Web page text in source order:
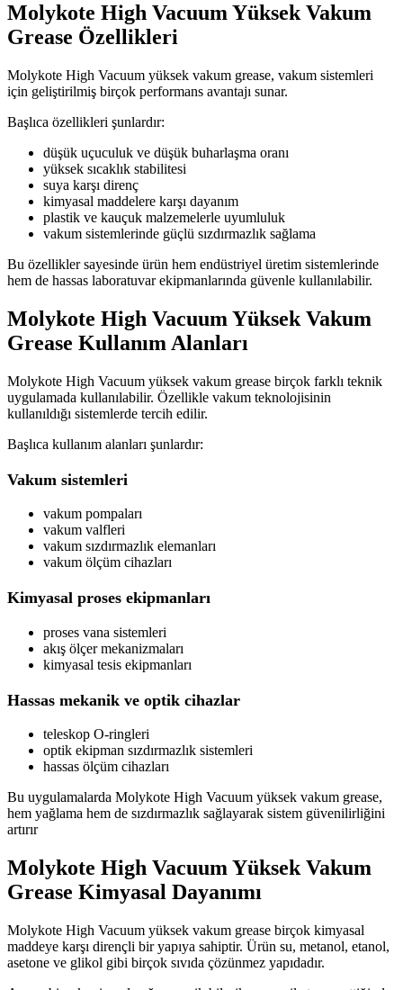
Molykote High Vacuum Yüksek Vakum
Grease Özellikleri
Molykote High Vacuum yüksek vakum grease, vakum sistemleri
için geliştirilmiş birçok performans avantajı sunar.
Başlıca özellikleri şunlardır:
düşük uçuculuk ve düşük buharlaşma oranı
yüksek sıcaklık stabilitesi
suya karşı direnç
kimyasal maddelere karşı dayanım
plastik ve kauçuk malzemelerle uyumluluk
vakum sistemlerinde güçlü sızdırmazlık sağlama
Bu özellikler sayesinde ürün hem endüstriyel üretim sistemlerinde
hem de hassas laboratuvar ekipmanlarında güvenle kullanılabilir.
Molykote High Vacuum Yüksek Vakum
Grease Kullanım Alanları
Molykote High Vacuum yüksek vakum grease birçok farklı teknik
uygulamada kullanılabilir. Özellikle vakum teknolojisinin
kullanıldığı sistemlerde tercih edilir.
Başlıca kullanım alanları şunlardır:
Vakum sistemleri
vakum pompaları
vakum valfleri
vakum sızdırmazlık elemanları
vakum ölçüm cihazları
Kimyasal proses ekipmanları
proses vana sistemleri
akış ölçer mekanizmaları
kimyasal tesis ekipmanları
Hassas mekanik ve optik cihazlar
teleskop O-ringleri
optik ekipman sızdırmazlık sistemleri
hassas ölçüm cihazları
Bu uygulamalarda Molykote High Vacuum yüksek vakum grease,
hem yağlama hem de sızdırmazlık sağlayarak sistem güvenilirliğini
artırır
Molykote High Vacuum Yüksek Vakum
Grease Kimyasal Dayanımı
Molykote High Vacuum yüksek vakum grease birçok kimyasal
maddeye karşı dirençli bir yapıya sahiptir. Ürün su, metanol, etanol,
asetone ve glikol gibi birçok sıvıda çözünmez yapıdadır.